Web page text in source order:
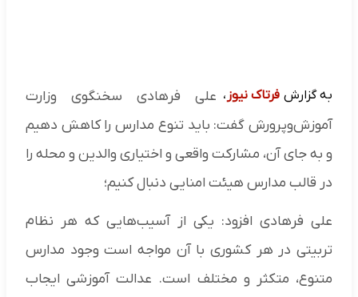
به گزارش فرتاک نیوز ، علی فرهادی سخنگوی وزارت
آموزش‌و‌پرورش گفت: باید تنوع مدارس را کاهش دهیم
و به جای آن، مشارکت واقعی و اختیاری والدین و محله را
در قالب مدارس هیئت امنایی دنبال کنیم؛
علی فرهادی افزود: یکی از آسیب‌هایی که هر نظام
تربیتی در هر کشوری با آن مواجه است وجود مدارس
متنوع، متکثر و مختلف است. عدالت آموزشی ایجاب